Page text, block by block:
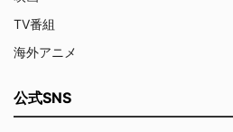
TV番組
海外アニメ
公式SNS